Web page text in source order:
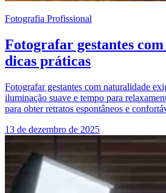
Fotografia Profissional
Fotografar gestantes
dicas práticas
Fotografar gestantes com naturalidade
iluminação suave e tempo para
para obter retratos espontâneos e
13 de dezembro de 2025